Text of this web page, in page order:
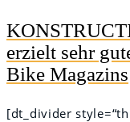
erzielt sehr
Bike Magazins
[dt_divider